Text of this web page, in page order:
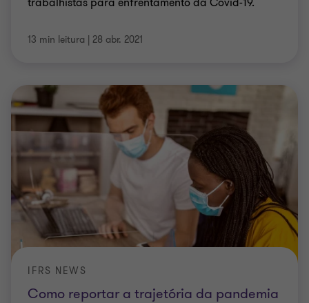
13 min leitura | 28 abr. 2021
Como reportar a trajetória da pandemia
IFRS NEWS